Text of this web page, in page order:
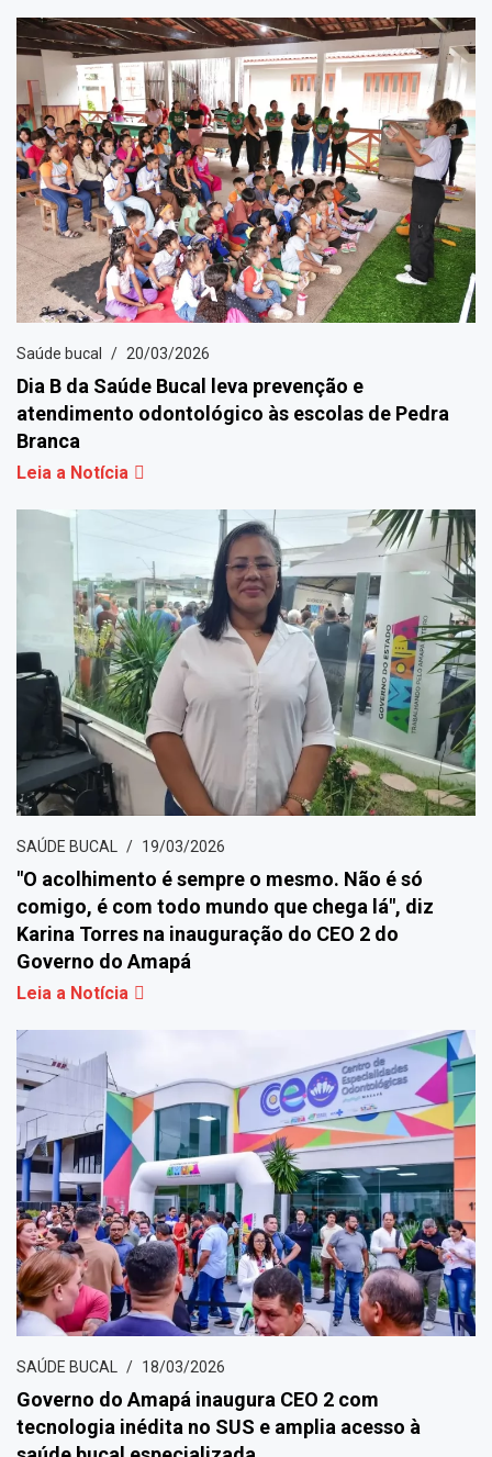
Saúde bucal 20/03/2026
Dia B da Saúde Bucal leva prevenção e
atendimento odontológico às escolas de Pedra
Branca
Leia a Notícia
SAÚDE BUCAL 19/03/2026
"O acolhimento é sempre o mesmo. Não é só
comigo, é com todo mundo que chega lá", diz
Karina Torres na inauguração do CEO 2 do
Governo do Amapá
Leia a Notícia
SAÚDE BUCAL 18/03/2026
Governo do Amapá inaugura CEO 2 com
tecnologia inédita no SUS e amplia acesso à